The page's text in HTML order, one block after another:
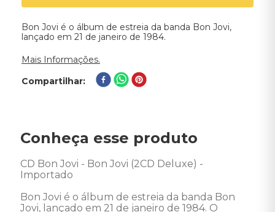
Bon Jovi é o álbum de estreia da banda Bon Jovi,
lançado em 21 de janeiro de 1984.
Mais Informações.
Compartilhar
Conheça esse produto
CD Bon Jovi - Bon Jovi (2CD Deluxe) -
Importado
Bon Jovi é o álbum de estreia da banda Bon
Jovi, lançado em 21 de janeiro de 1984. O